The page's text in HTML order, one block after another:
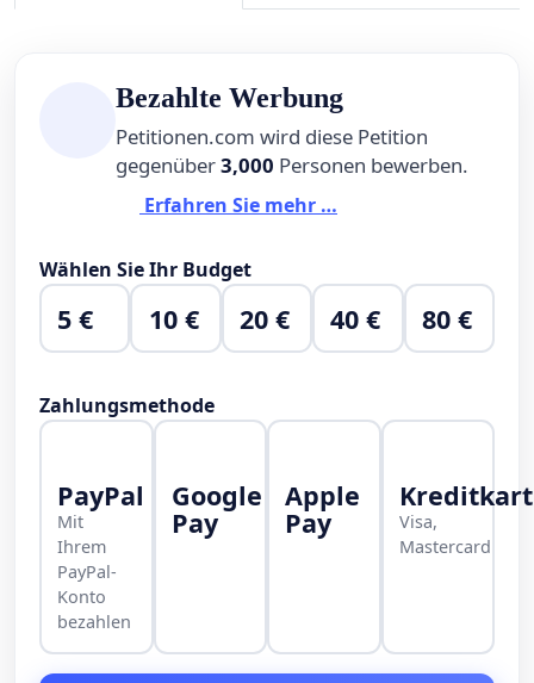
Bezahlte Werbung
Petitionen.com wird diese Petition
gegenüber3,000 Personen bewerben.
Erfahren Sie mehr …
Wählen Sie Ihr Budget
5 € 10 € 20 € 40 € 80 €
Zahlungsmethode
PayPal
Mit
Ihrem
PayPal-
Konto
bezahlen
Google
Pay
Apple
Pay
Visa,
Mastercard